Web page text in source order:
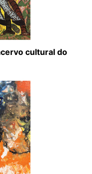
cultural do